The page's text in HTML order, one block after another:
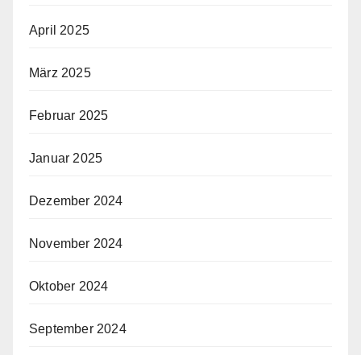
April 2025
März 2025
Februar 2025
Januar 2025
Dezember 2024
November 2024
Oktober 2024
September 2024